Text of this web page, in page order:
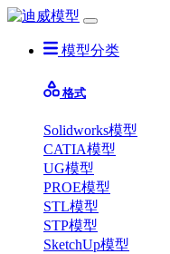
模型分类
格式
Solidworks模型
CATIA模型
UG模型
PROE模型
STL模型
STP模型
SketchUp模型